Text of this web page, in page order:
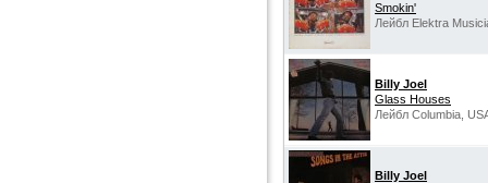
Smokin'
Лейбл Elektra
Billy Joel
Glass Houses
Лейбл Columbia,
Billy Joel